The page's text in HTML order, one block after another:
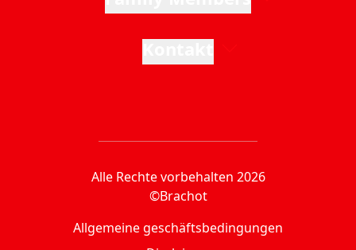
Alle Rechte vorbehalten 2026
©Brachot
Allgemeine geschäftsbedingungen